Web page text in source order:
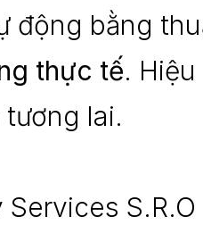
động bằng
thực tế.
tương lai.
Services